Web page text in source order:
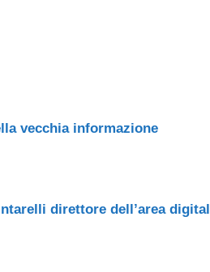
vecchia informazione
direttore dell’area digital